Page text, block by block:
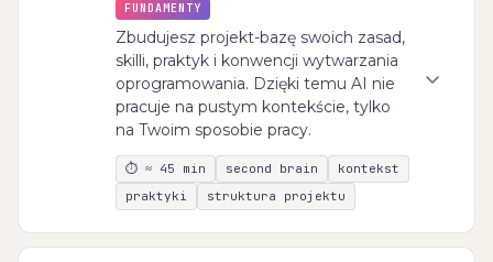
FUNDAMENTY
Zbudujesz projekt-bazę swoich zasad,
skilli, praktyk i konwencji wytwarzania
oprogramowania. Dzięki temu AI nie
pracuje na pustym kontekście, tylko
na Twoim sposobie pracy.
⏱ ≈ 45 min second brain
kontekst
praktyki
struktura projektu